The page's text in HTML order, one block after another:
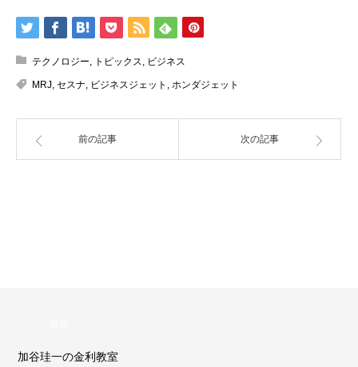
テクノロジー, トピックス, ビジネス
MRJ, セスナ, ビジネスジェット , ホンダジェット
前の記事 次の記事
加谷珪一の金利教室